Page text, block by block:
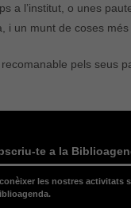
a l’institut, o unes
un munt de coses
pels seus
te a la
les nostres activitats